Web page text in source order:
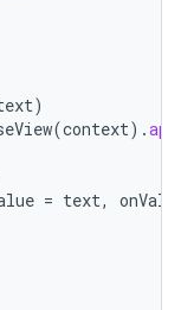
)
(context).
= text,